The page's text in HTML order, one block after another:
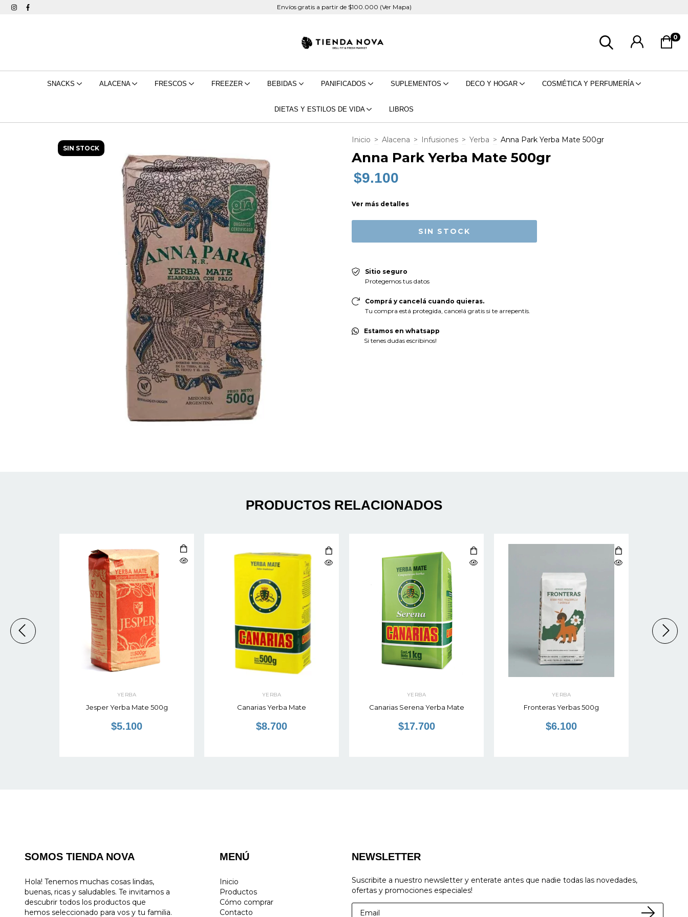
Envíos gratis a partir de $100.000 (Ver Mapa)
0
SNACKS ALACENA FRESCOS FREEZER BEBIDAS PANIFICADOS SUPLEMENTOS DECO Y HOGAR COSMÉTICA Y PERFUMERÍA
DIETAS Y ESTILOS DE VIDA LIBROS
SIN STOCK
Inicio > Alacena > Infusiones > Yerba > Anna Park Yerba Mate 500gr
Anna Park Yerba Mate 500gr
$9.100
Ver más detalles
Sitio seguro
Protegemos tus datos
Comprá y cancelá cuando quieras.
Tu compra está protegida, cancelá gratis si te arrepentís.
Estamos en whatsapp
Si tenes dudas escribinos!
PRODUCTOS RELACIONADOS
YERBA
Jesper Yerba Mate 500g
$5.100
YERBA
Canarias Yerba Mate
$8.700
YERBA
Canarias Serena Yerba Mate
$17.700
YERBA
Fronteras Yerbas 500g
$6.100
SOMOS TIENDA NOVA
Hola! Tenemos muchas cosas lindas,
buenas, ricas y saludables. Te invitamos a
descubrir todos los productos que
hemos seleccionado para vos y tu familia.
MENÚ
Inicio
Productos
Cómo comprar
Contacto
NEWSLETTER
Suscribite a nuestro newsletter y enterate antes que nadie todas las novedades,
ofertas y promociones especiales!